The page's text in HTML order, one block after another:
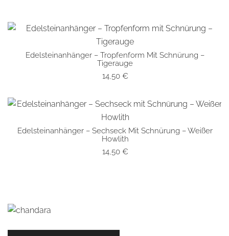
SCHNELLANSICHT
Edelsteinanhänger – Tropfenform Mit Schnürung –
Tigerauge
14,50 €
SCHNELLANSICHT
Edelsteinanhänger – Sechseck Mit Schnürung – Weißer
Howlith
14,50 €